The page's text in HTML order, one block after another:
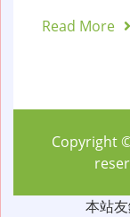
Read More
Copyright
本站